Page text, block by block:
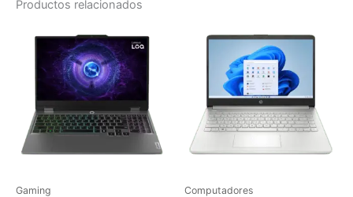
Productos relacionados
Gaming Computadores